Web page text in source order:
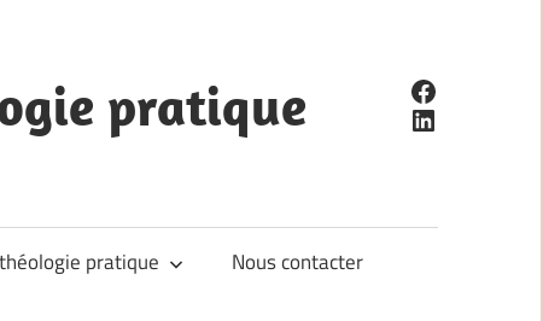
pratique Facebook
LinkedIn
pratique Nous contacter